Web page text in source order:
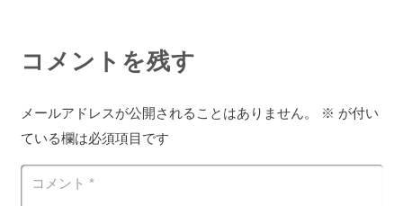
コメントを残す
メールアドレスが公開されることはありません。 ※ が付い
ている欄は必須項目です